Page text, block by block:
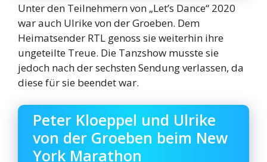
Unter den Teilnehmern von „Let’s Dance“ 2020
war auch Ulrike von der Groeben. Dem
Heimatsender RTL genoss sie weiterhin ihre
ungeteilte Treue. Die Tanzshow musste sie
jedoch nach der sechsten Sendung verlassen, da
diese für sie beendet war.
Peter Kloeppel und Ulrike
von der Groeben beim New
York Marathon